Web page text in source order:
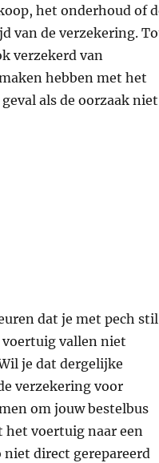
het onderhoud of
van de verzekering.
verzekerd van
hebben met het
als de oorzaak niet
dat je met pech stil
vallen niet
je dat dergelijke
verzekering voor
om jouw bestelbus
het voertuig naar een
niet direct gerepareerd